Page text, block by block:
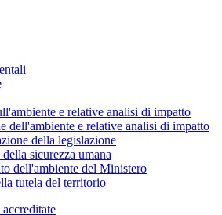
e relative analisi di impatto
dell'ambiente e relative analisi di impatto
della legislazione
sicurezza umana
dell'ambiente del Ministero
tutela del territorio